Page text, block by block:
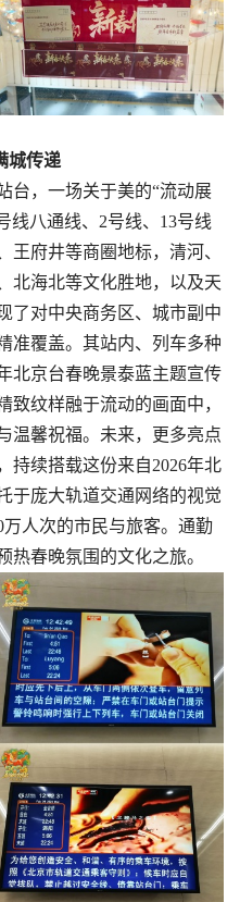
城传递
台，一场关于美的“流动展
线八通线、2号线、13号线
王府井等商圈地标，清河、
北海北等文化胜地，以及天
了对中央商务区、城市副中
准覆盖。其站内、列车多种
北京台春晚景泰蓝主题宣传
致纹样融于流动的画面中，
温馨祝福。未来，更多亮点
持续搭载这份来自2026年北
于庞大轨道交通网络的视觉
人次的市民与旅客。通勤
热春晚氛围的文化之旅。